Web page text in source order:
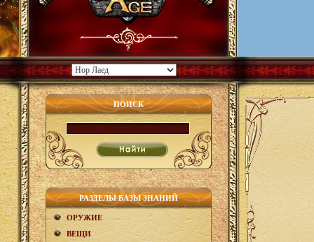
ПОИСК
РАЗДЕЛЫ БАЗЫ ЗНАНИЙ
ОРУЖИЕ
ВЕЩИ